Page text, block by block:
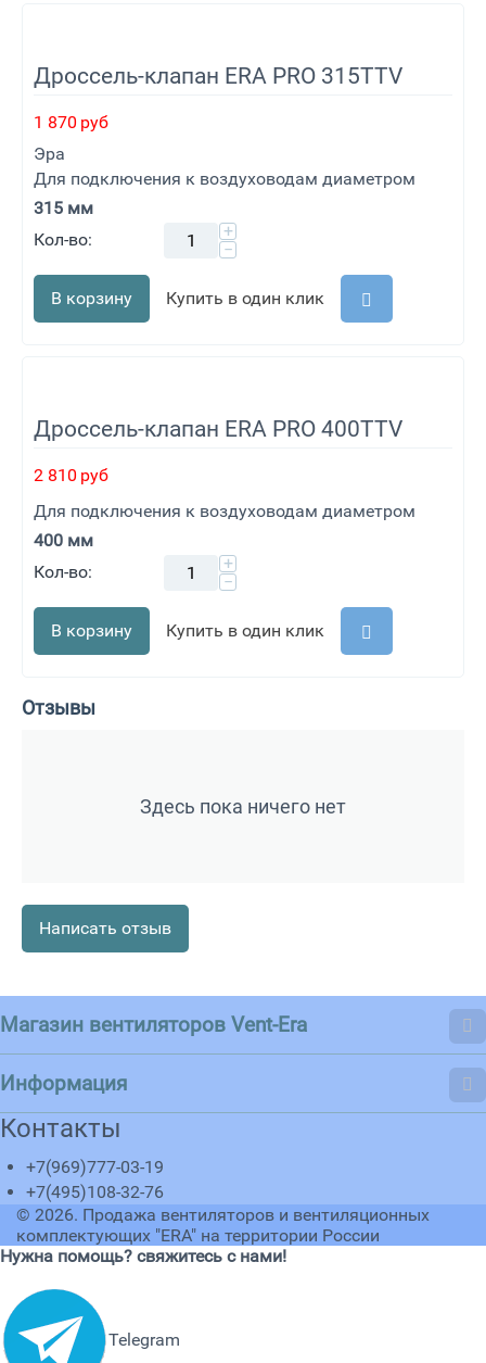
Дроссель-клапан ERA PRO 315TTV
1 870 руб
Эра
Для подключения к воздуховодам диаметром
315 мм
Кол-во:
+
−
В корзину Купить в один клик
Дроссель-клапан ERA PRO 400TTV
2 810 руб
Для подключения к воздуховодам диаметром
400 мм
Кол-во:
+
−
В корзину Купить в один клик
Отзывы
Здесь пока ничего нет
Написать отзыв
Магазин вентиляторов Vent-Era
Информация
Контакты
+7(969)777-03-19
+7(495)108-32-76
© 2026. Продажа вентиляторов и вентиляционных
комплектующих "ERA" на территории России
Нужна помощь? свяжитесь с нами!
Telegram